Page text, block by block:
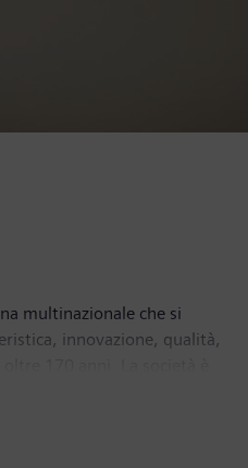
multinazionale che si
innovazione, qualità,
nelle aree delle
e sistemi energetici